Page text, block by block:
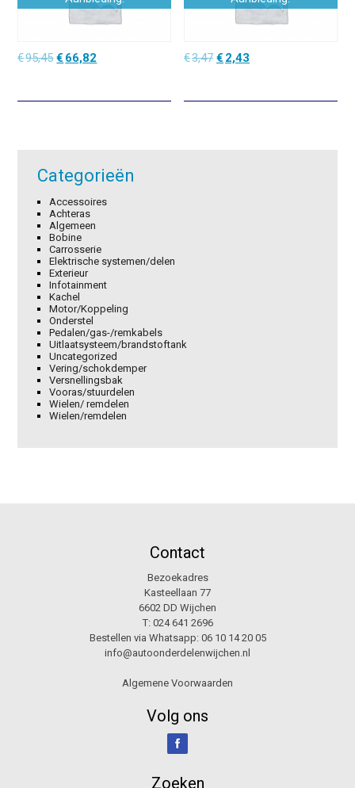
€95,45Oorspronkelijke
€95,45.
€ 66,82
€66,82.
€3,47 Oorspronkelijke
€3,47.
€ 2,43
€2,43.
Categorieën
Accessoires
Achteras
Algemeen
Bobine
Carrosserie
Elektrische systemen/delen
Exterieur
Infotainment
Kachel
Motor/Koppeling
Onderstel
Pedalen/gas-/remkabels
Uitlaatsysteem/brandstoftank
Uncategorized
Vering/schokdemper
Versnellingsbak
Vooras/stuurdelen
Wielen/ remdelen
Wielen/remdelen
Contact
Bezoekadres
Kasteellaan 77
6602 DD Wijchen
T: 024 641 2696
Bestellen via Whatsapp: 06 10 14 20 05
info@autoonderdelenwijchen.nl
Algemene Voorwaarden
Volg ons
Zoeken